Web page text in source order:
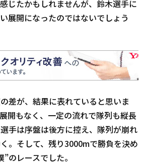
じたかもしれませんが、鈴木選手に
展開になったのではないでしょう
差が、結果に表れていると思いま
開もなく、一定の流れで隊列も縦長
手は序盤は後方に控え、隊列が崩れ
。そして、残り3000mで勝負を決め
のレースでした。